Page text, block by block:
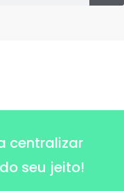
centralizar
seu jeito!